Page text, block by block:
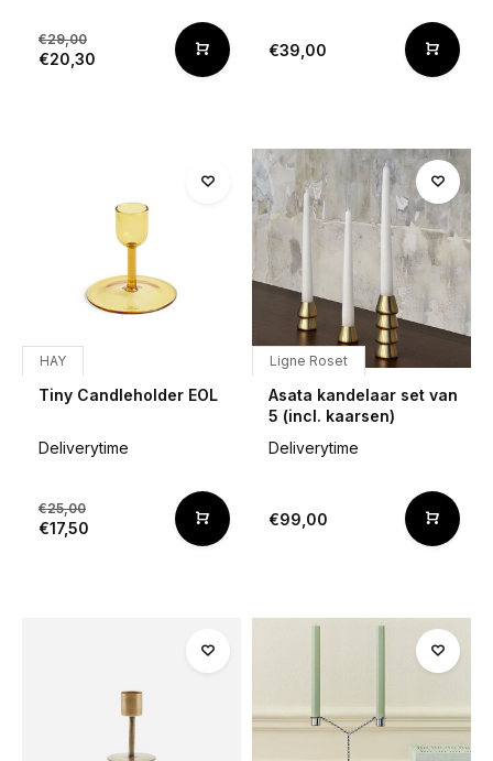
€29,00
€20,30 €39,00
HAY
Tiny Candleholder EOL
Deliverytime
€25,00
€17,50
Ligne Roset
Asata kandelaar set van
5 (incl. kaarsen)
Deliverytime
€99,00